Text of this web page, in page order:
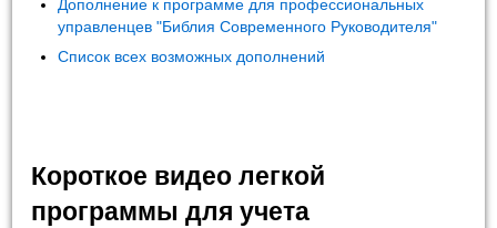
Дополнение к программе для профессиональных
управленцев "Библия Современного Руководителя"
Список всех возможных дополнений
Короткое видео легкой
программы для учета